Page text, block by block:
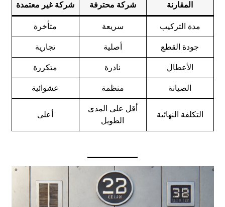
المقارنة شركة محترفة شركة غير معتمدة
مدة التركيب سريعة متأخرة
جودة القطع أصلية تجارية
الأعطال نادرة متكررة
الصيانة منظمة عشوائية
التكلفة النهائية
أقل على المدى
الطويل
أعلى